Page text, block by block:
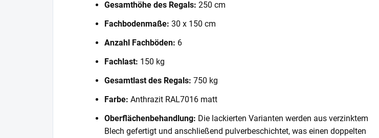
Gesamthöhe des Regals: 250 cm
Fachbodenmaße: 30 x 150 cm
Anzahl Fachböden: 6
Fachlast: 150 kg
Gesamtlast des Regals: 750 kg
Farbe: Anthrazit RAL7016 matt
Oberflächenbehandlung: Die lackierten Varianten werden aus verzinktem
Blech gefertigt und anschließend pulverbeschichtet, was einen doppelten